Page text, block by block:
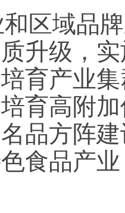
和区域品
升级，
育产业
育高附
品方阵
食品产